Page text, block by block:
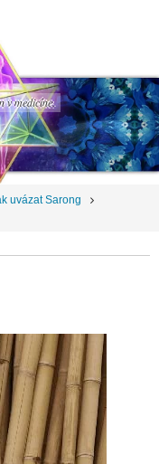
v medicíne.
uvázat Sarong